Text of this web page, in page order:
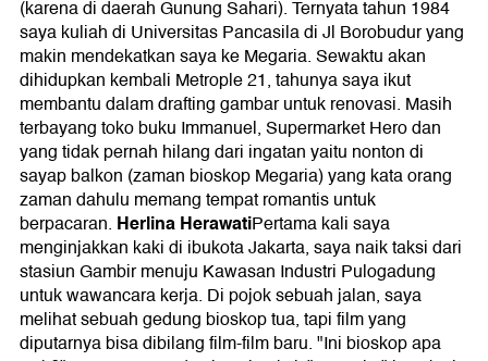
(karena di daerah Gunung Sahari). Ternyata tahun 1984
saya kuliah di Universitas Pancasila di Jl Borobudur yang
makin mendekatkan saya ke Megaria. Sewaktu akan
dihidupkan kembali Metrople 21, tahunya saya ikut
membantu dalam drafting gambar untuk renovasi. Masih
terbayang toko buku Immanuel, Supermarket Hero dan
yang tidak pernah hilang dari ingatan yaitu nonton di
sayap balkon (zaman bioskop Megaria) yang kata orang
zaman dahulu memang tempat romantis untuk
berpacaran. Herlina HerawatiPertama kali saya
menginjakkan kaki di ibukota Jakarta, saya naik taksi dari
stasiun Gambir menuju Kawasan Industri Pulogadung
untuk wawancara kerja. Di pojok sebuah jalan, saya
melihat sebuah gedung bioskop tua, tapi film yang
diputarnya bisa dibilang film-film baru. "Ini bioskop apa